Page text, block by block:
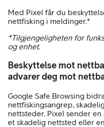
Med Pixel får du
nettfisking i meldinger.*
*Tilgjengeligheten for
og enhet.
Beskyttelse mot
advarer deg mot
Google Safe Browsing
nettfiskingsangrep,
nettsteder. Pixel sender
et skadelig nettsted eller